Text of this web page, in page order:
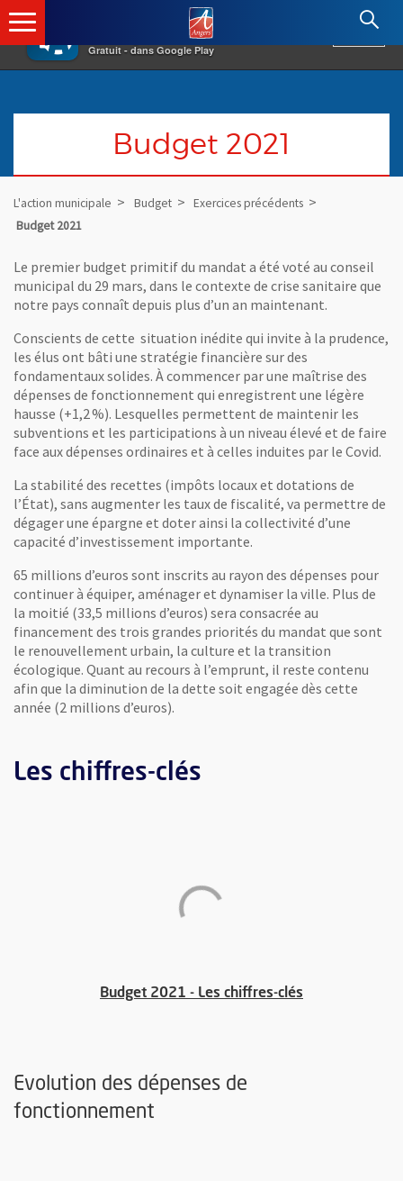
×
Gratuit - dans Google Play
Angers.fr : Retour à l'accueil
Budget 2021
L'action municipale Budget
Exercices précédents
Budget 2021
Le premier budget primitif du mandat a été voté au conseil
municipal du 29 mars, dans le contexte de crise sanitaire que
notre pays connaît depuis plus d’un an maintenant.
Conscients de cette situation inédite qui invite à la prudence,
les élus ont bâti une stratégie financière sur des
fondamentaux solides. À commencer par une maîtrise des
dépenses de fonctionnement qui enregistrent une légère
hausse (+1,2 %). Lesquelles permettent de maintenir les
subventions et les participations à un niveau élevé et de faire
face aux dépenses ordinaires et à celles induites par le Covid.
La stabilité des recettes (impôts locaux et dotations de
l’État), sans augmenter les taux de fiscalité, va permettre de
dégager une épargne et doter ainsi la collectivité d’une
capacité d’investissement importante.
65 millions d’euros sont inscrits au rayon des dépenses pour
continuer à équiper, aménager et dynamiser la ville. Plus de
la moitié (33,5 millions d’euros) sera consacrée au
financement des trois grandes priorités du mandat que sont
le renouvellement urbain, la culture et la transition
écologique. Quant au recours à l’emprunt, il reste contenu
afin que la diminution de la dette soit engagée dès cette
année (2 millions d’euros).
Les chiffres-clés
Budget 2021 - Les chiffres-clés
Evolution des dépenses de
fonctionnement